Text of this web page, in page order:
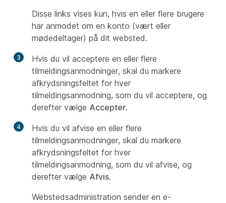
Disse links vises kun, hvis en eller flere brugere
har anmodet om en konto (vært eller
mødedeltager) på dit websted.
3
Hvis du vil acceptere en eller flere
tilmeldingsanmodninger, skal du markere
afkrydsningsfeltet for hver
tilmeldingsanmodning, som du vil acceptere, og
derefter vælge Accepter.
4
Hvis du vil afvise en eller flere
tilmeldingsanmodninger, skal du markere
afkrydsningsfeltet for hver
tilmeldingsanmodning, som du vil afvise, og
derefter vælge Afvis.
Webstedsadministration sender en e-